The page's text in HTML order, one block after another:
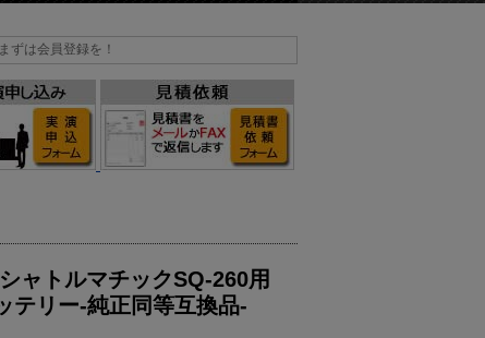
！
ャトルマチックSQ-260用
テリー-純正同等互換品-